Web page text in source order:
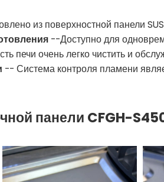
из поверхностной панели
--Доступно для
печи очень легко чистить и
-- Система контроля пламени
панели CFGH-